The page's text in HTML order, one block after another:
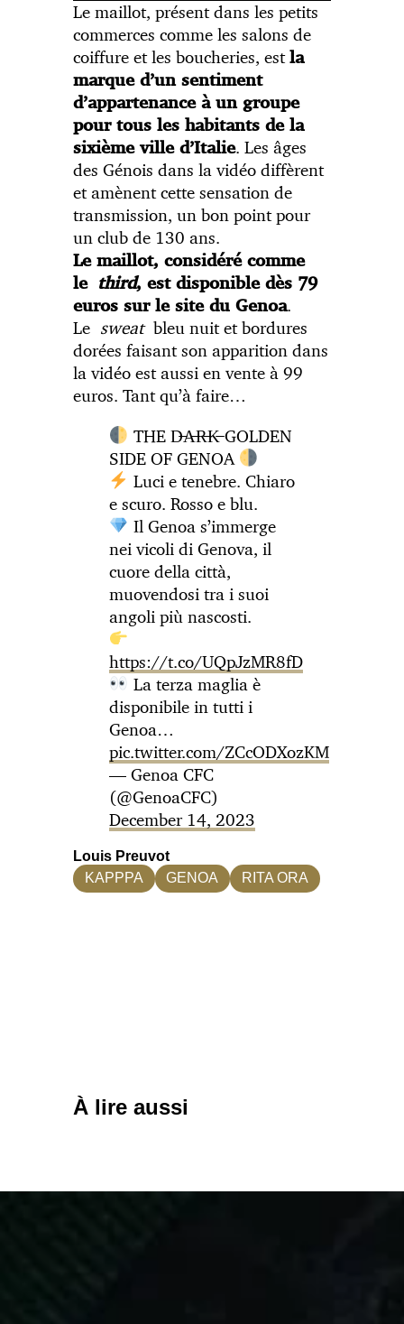
Le maillot, présent dans les petits
commerces comme les salons de
coiffure et les boucheries, estla
marque d’un sentiment
d’appartenance à un groupe
pour tous les habitants de la
sixième ville d’Italie. Les âges
des Génois dans la vidéo diffèrent
et amènent cette sensation de
transmission, un bon point pour
un club de 130 ans.
Le maillot, considéré comme
le third, est disponible dès 79
euros sur le site du Genoa.
Le sweatbleu nuit et bordures
dorées faisant son apparition dans
la vidéo est aussi en vente à 99
euros. Tant qu’à faire…
THE D̶A̶R̶K̶ GOLDEN
SIDE OF GENOA
Luci e tenebre. Chiaro
e scuro. Rosso e blu.
Il Genoa s’immerge
nei vicoli di Genova, il
cuore della città,
muovendosi tra i suoi
angoli più nascosti.
https://t.co/UQpJzMR8fD
La terza maglia è
disponibile in tutti i
Genoa…
pic.twitter.com/ZCcODXozKM
— Genoa CFC
(@GenoaCFC)
December 14, 2023
Louis Preuvot
KAPPPA
GENOA RITA ORA
À lire aussi